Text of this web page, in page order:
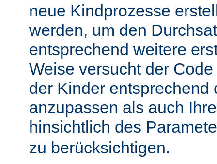
neue Kindprozesse
werden, um den
entsprechend weitere
Weise versucht der
der Kinder entsprechend
anzupassen als auch
hinsichtlich des
zu berücksichtigen.